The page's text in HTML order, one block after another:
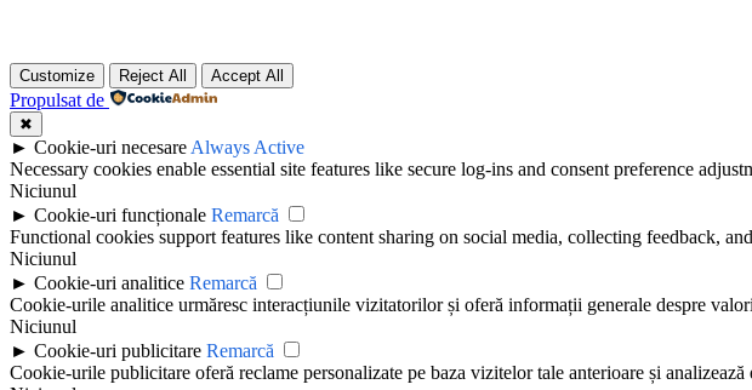
Customize Reject All Accept All
Propulsat de
✖
► Cookie-uri necesare Always Active
Necessary cookies enable essential site features like secure log-ins and consent preference
Niciunul
► Cookie-uri funcționale Remarcă
Functional cookies support features like content sharing on social media, collecting feedback,
Niciunul
► Cookie-uri analitice Remarcă
Cookie-urile analitice urmăresc interacțiunile vizitatorilor și oferă informații generale despre
Niciunul
► Cookie-uri publicitare Remarcă
Cookie-urile publicitare oferă reclame personalizate pe baza vizitelor tale anterioare și